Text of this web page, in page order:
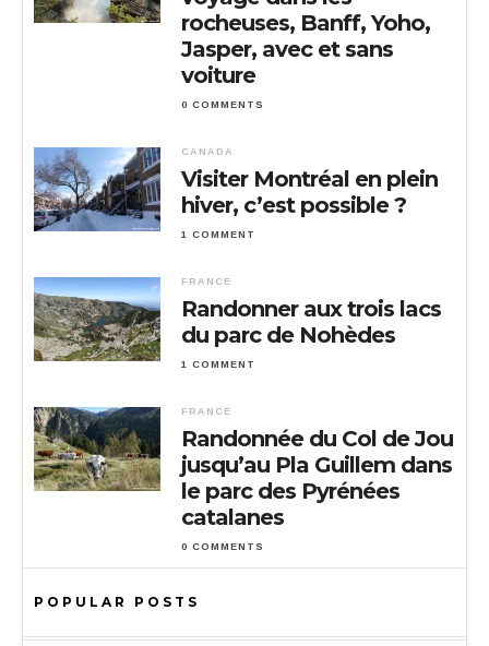
rocheuses, Banff, Yoho,
Jasper, avec et sans
voiture
0 COMMENTS
CANADA
Visiter Montréal en plein
hiver, c’est possible ?
1 COMMENT
FRANCE
Randonner aux trois lacs
du parc de Nohèdes
1 COMMENT
FRANCE
Randonnée du Col de Jou
jusqu’au Pla Guillem dans
le parc des Pyrénées
catalanes
0 COMMENTS
POPULAR POSTS